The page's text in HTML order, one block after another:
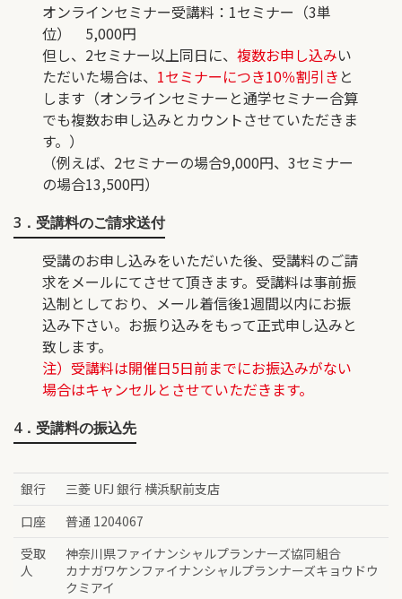
オンラインセミナー受講料 ：1セミナー（3単
位） 5,000円
但し、2セミナー以上同日に、 複数お申し込みい
ただいた場合は、 1セミナーにつき10％割引き と
します（オンラインセミナーと通学セミナー合算
でも複数お申し込みとカウントさせていただきま
す。）
（例えば、2セミナーの場合9,000円、3セミナー
の場合13,500円）
3．受講料のご請求送付
受講のお申し込みをいただいた後、受講料のご請
求をメールにてさせて頂きます。受講料は事前振
込制としており、メール着信後1週間以内にお振
込み下さい。お振り込みをもって正式申し込みと
致します。
注）受講料は開催日5日前までにお振込みがない
場合はキャンセルとさせていただきます。
4．受講料の振込先
銀行
三菱 UFJ 銀行 横浜駅前支店
口座
普通 1204067
受取
人
神奈川県ファイナンシャルプランナーズ協同組合
カナガワケンファイナンシャルプランナーズキョウドウ
クミアイ